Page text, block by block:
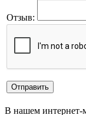
Отзыв:
В нашем интернет-